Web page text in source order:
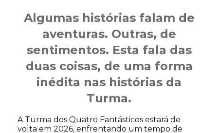
Algumas histórias falam de
aventuras. Outras, de
sentimentos. Esta fala das
duas coisas, de uma forma
inédita nas histórias da
Turma.
A Turma dos Quatro Fantásticos estará de
volta em 2026, enfrentando um tempo de